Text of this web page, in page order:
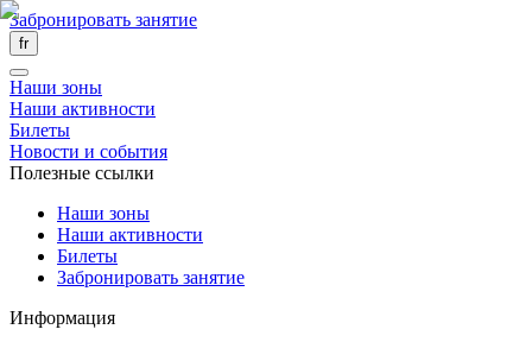
Забронировать занятие
fr
Наши зоны
Наши активности
Билеты
Новости и события
Полезные ссылки
Наши зоны
Наши активности
Билеты
Забронировать занятие
Информация